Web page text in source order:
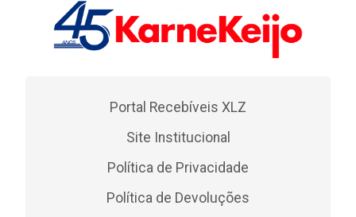
Portal Recebíveis XLZ
Site Institucional
Política de Privacidade
Política de Devoluções